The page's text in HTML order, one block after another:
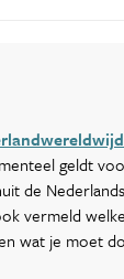
geldt
de
vermeld
wat je moet